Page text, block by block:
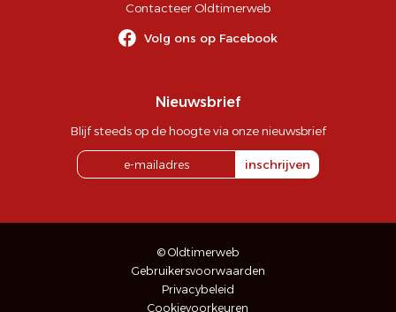
Contacteer Oldtimerweb
Volg ons op Facebook
Nieuwsbrief
Blijf steeds op de hoogte via onze nieuwsbrief
inschrijven
© Oldtimerweb
Gebruikersvoorwaarden
Privacybeleid
Cookievoorkeuren